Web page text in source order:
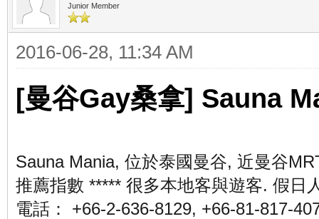
Junior Member
2016-06-28, 11:34 AM
[曼谷Gay桑拿] Sauna
Sauna Mania, 位於泰國曼谷, 近曼谷
推薦指數 ***** 很多本地客與遊客. 假日
電話： +66-2-636-8129, +66-81-817-